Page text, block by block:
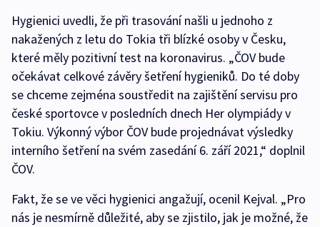
Hygienici uvedli, že při trasování našli u jednoho z
nakažených z letu do Tokia tři blízké osoby v Česku,
které měly pozitivní test na koronavirus. „ČOV bude
očekávat celkové závěry šetření hygieniků. Do té doby
se chceme zejména soustředit na zajištění servisu pro
české sportovce v posledních dnech Her olympiády v
Tokiu. Výkonný výbor ČOV bude projednávat výsledky
interního šetření na svém zasedání 6. září 2021,“ doplnil
ČOV.
Fakt, že se ve věci hygienici angažují, ocenil Kejval. „Pro
nás je nesmírně důležité, aby se zjistilo, jak je možné, že